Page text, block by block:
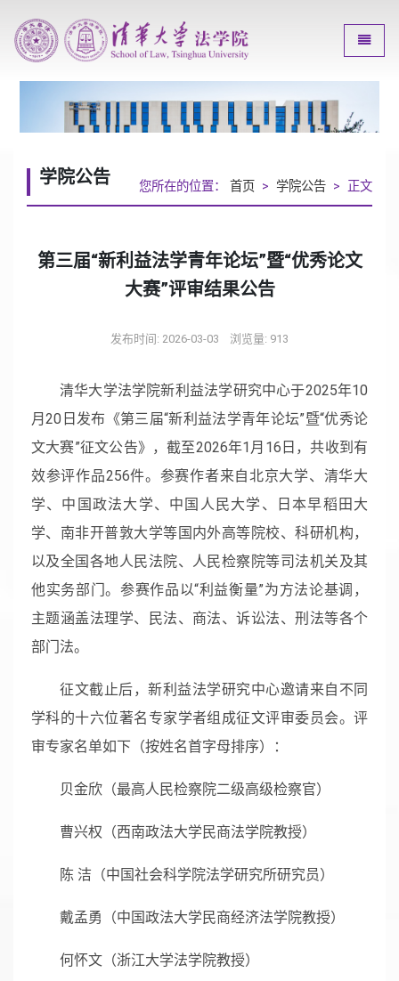
学院公告 您所在的位置： 首页 > 学院公告 > 正文
第三届“新利益法学青年论坛”暨“优秀论文
大赛”评审结果公告
发布时间: 2026-03-03 浏览量: 913
清华大学法学院新利益法学研究中心于2025年10
月20日发布《第三届“新利益法学青年论坛”暨“优秀论
文大赛”征文公告》，截至2026年1月16日，共收到有
效参评作品256件。参赛作者来自北京大学、清华大
学、中国政法大学、中国人民大学、日本早稻田大
学、南非开普敦大学等国内外高等院校、科研机构，
以及全国各地人民法院、人民检察院等司法机关及其
他实务部门。参赛作品以“利益衡量”为方法论基调，
主题涵盖法理学、民法、商法、诉讼法、刑法等各个
部门法。
征文截止后，新利益法学研究中心邀请来自不同
学科的十六位著名专家学者组成征文评审委员会。评
审专家名单如下（按姓名首字母排序）：
贝金欣（最高人民检察院二级高级检察官）
曹兴权（西南政法大学民商法学院教授）
陈 洁（中国社会科学院法学研究所研究员）
戴孟勇（中国政法大学民商经济法学院教授）
何怀文（浙江大学法学院教授）